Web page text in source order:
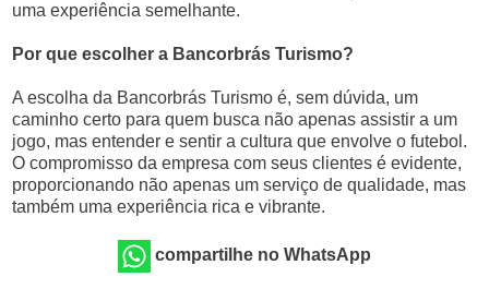
uma experiência semelhante.
Por que escolher a Bancorbrás Turismo?
A escolha da Bancorbrás Turismo é, sem dúvida, um
caminho certo para quem busca não apenas assistir a um
jogo, mas entender e sentir a cultura que envolve o futebol.
O compromisso da empresa com seus clientes é evidente,
proporcionando não apenas um serviço de qualidade, mas
também uma experiência rica e vibrante.
compartilhe no WhatsApp